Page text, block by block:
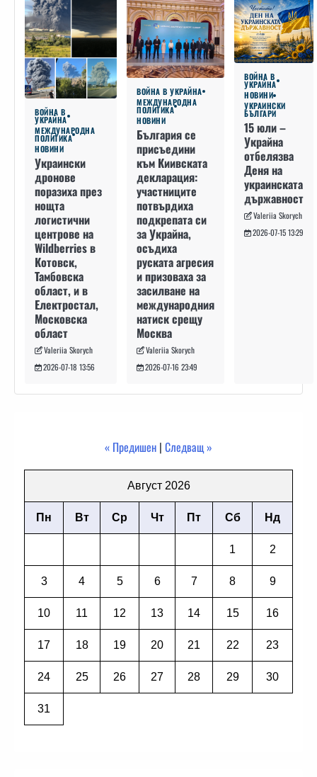
ВОЙНА В
УКРАЙНА
МЕЖДУНАРОДНА
ПОЛИТИКА
НОВИНИ
Украински
дронове
поразиха през
нощта
логистични
центрове на
Wildberries в
Котовск,
Тамбовска
област, и в
Електростал,
Московска
област
Valeriia Skorych
2026-07-18 13:56
ВОЙНА В УКРАЙНА
МЕЖДУНАРОДНА
ПОЛИТИКА
НОВИНИ
България се
присъедини
към Киивската
декларация:
участниците
потвърдиха
подкрепата си
за Украйна,
осъдиха
руската агресия
и призоваха за
засилване на
международния
натиск срещу
Москва
Valeriia Skorych
2026-07-16 23:49
ВОЙНА В
УКРАЙНА
НОВИНИ
УКРАИНСКИ
БЪЛГАРИ
15 юли –
Украйна
отбелязва
Деня на
украинската
държавност
Valeriia Skorych
2026-07-15 13:29
« Предишен | Следващ »
Август 2026
Пн Вт Ср Чт Пт Сб Нд
1 2
3 4 5 6 7 8 9
10 11 12 13 14 15 16
17 18 19 20 21 22 23
24 25 26 27 28 29 30
31